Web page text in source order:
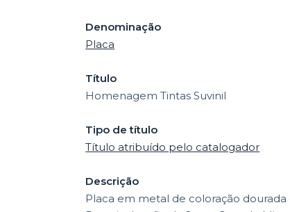
Denominação
Placa
Título
Homenagem Tintas Suvinil
Tipo de título
Título atribuído pelo catalogador
Descrição
Placa em metal de coloração